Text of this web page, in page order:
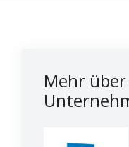
Mehr über